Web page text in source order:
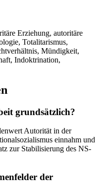
Erziehung, autoritäre
Totalitarismus,
Mündigkeit,
Indoktrination,
grundsätzlich?
Autorität in der
einnahm und
zur Stabilisierung des NS-
der